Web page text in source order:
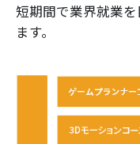
短期間で業界就業
ます。